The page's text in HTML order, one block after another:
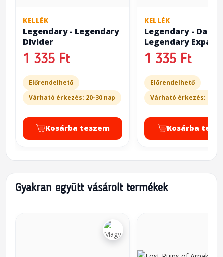
KELLÉK
Legendary - Legendary
Divider
1 335 Ft
Előrendelhető
Várható érkezés: 20-30 nap
Kosárba teszem
KELLÉK
Legendary - Dark
Legendary
Divider
1 335 Ft
Előrendelhető
Várható érkezés: 20-
Kosárba
Gyakran együtt vásárolt termékek